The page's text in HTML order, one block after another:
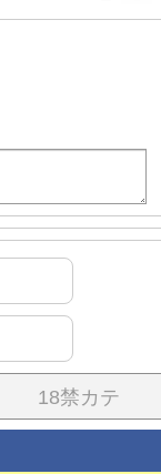
18禁カテ